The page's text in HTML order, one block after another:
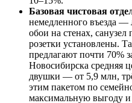
Базовая чистовая
немедленного въезда —
обои на стенах,
розетки установлены.
предлагают почти 70%
Новосибирска средняя
двушки — от 5,9 млн,
этим пакетом по
максимальную выгоду и